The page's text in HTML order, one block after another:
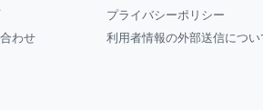
わせ
プライバシーポリシー
利用者情報の外部送信につい